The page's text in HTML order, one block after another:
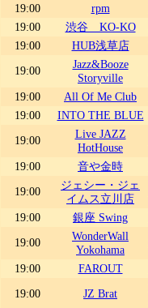
19:00
rpm
19:00
渋谷 KO-KO
19:00
HUB浅草店
19:00
Jazz&Booze
Storyville
19:00
All Of Me Club
19:00
INTO THE BLUE
19:00
Live JAZZ
HotHouse
19:00
音や金時
19:00
ジェシー・ジェ
イムス立川店
19:00
銀座 Swing
19:00
WonderWall
Yokohama
19:00
FAROUT
19:00
JZ Brat